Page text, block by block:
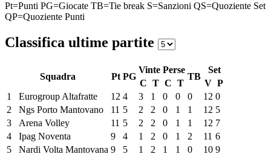
Pt=Punti PG=Giocate TB=Tie break S=Sanzioni QS=Quoziente Set
QP=Quoziente Punti
Classifica ultime partite
Squadra Pt PG
Vinte Perse
TB
Set
C T C T V P
1
Eurogroup Altafratte 12 4 3 1 0 0 0 12 0
2
Ngs Porto Mantovano 11 5 2 2 0 1 1 12 5
3
Arena Volley 11 5 2 2 0 1 1 12 7
4
Ipag Noventa 9 4 1 2 0 1 2 11 6
5
Nardi Volta Mantovana 9 5 1 2 1 1 0 10 9